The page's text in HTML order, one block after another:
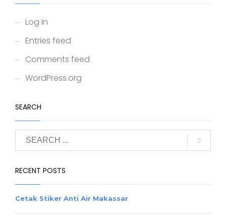
Log in
Entries feed
Comments feed
WordPress.org
SEARCH
RECENT POSTS
Cetak Stiker Anti Air Makassar